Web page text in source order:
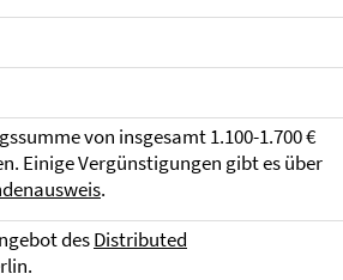
von insgesamt 1.100-1.700 €
Einige Vergünstigungen gibt es über
.
desDistributed